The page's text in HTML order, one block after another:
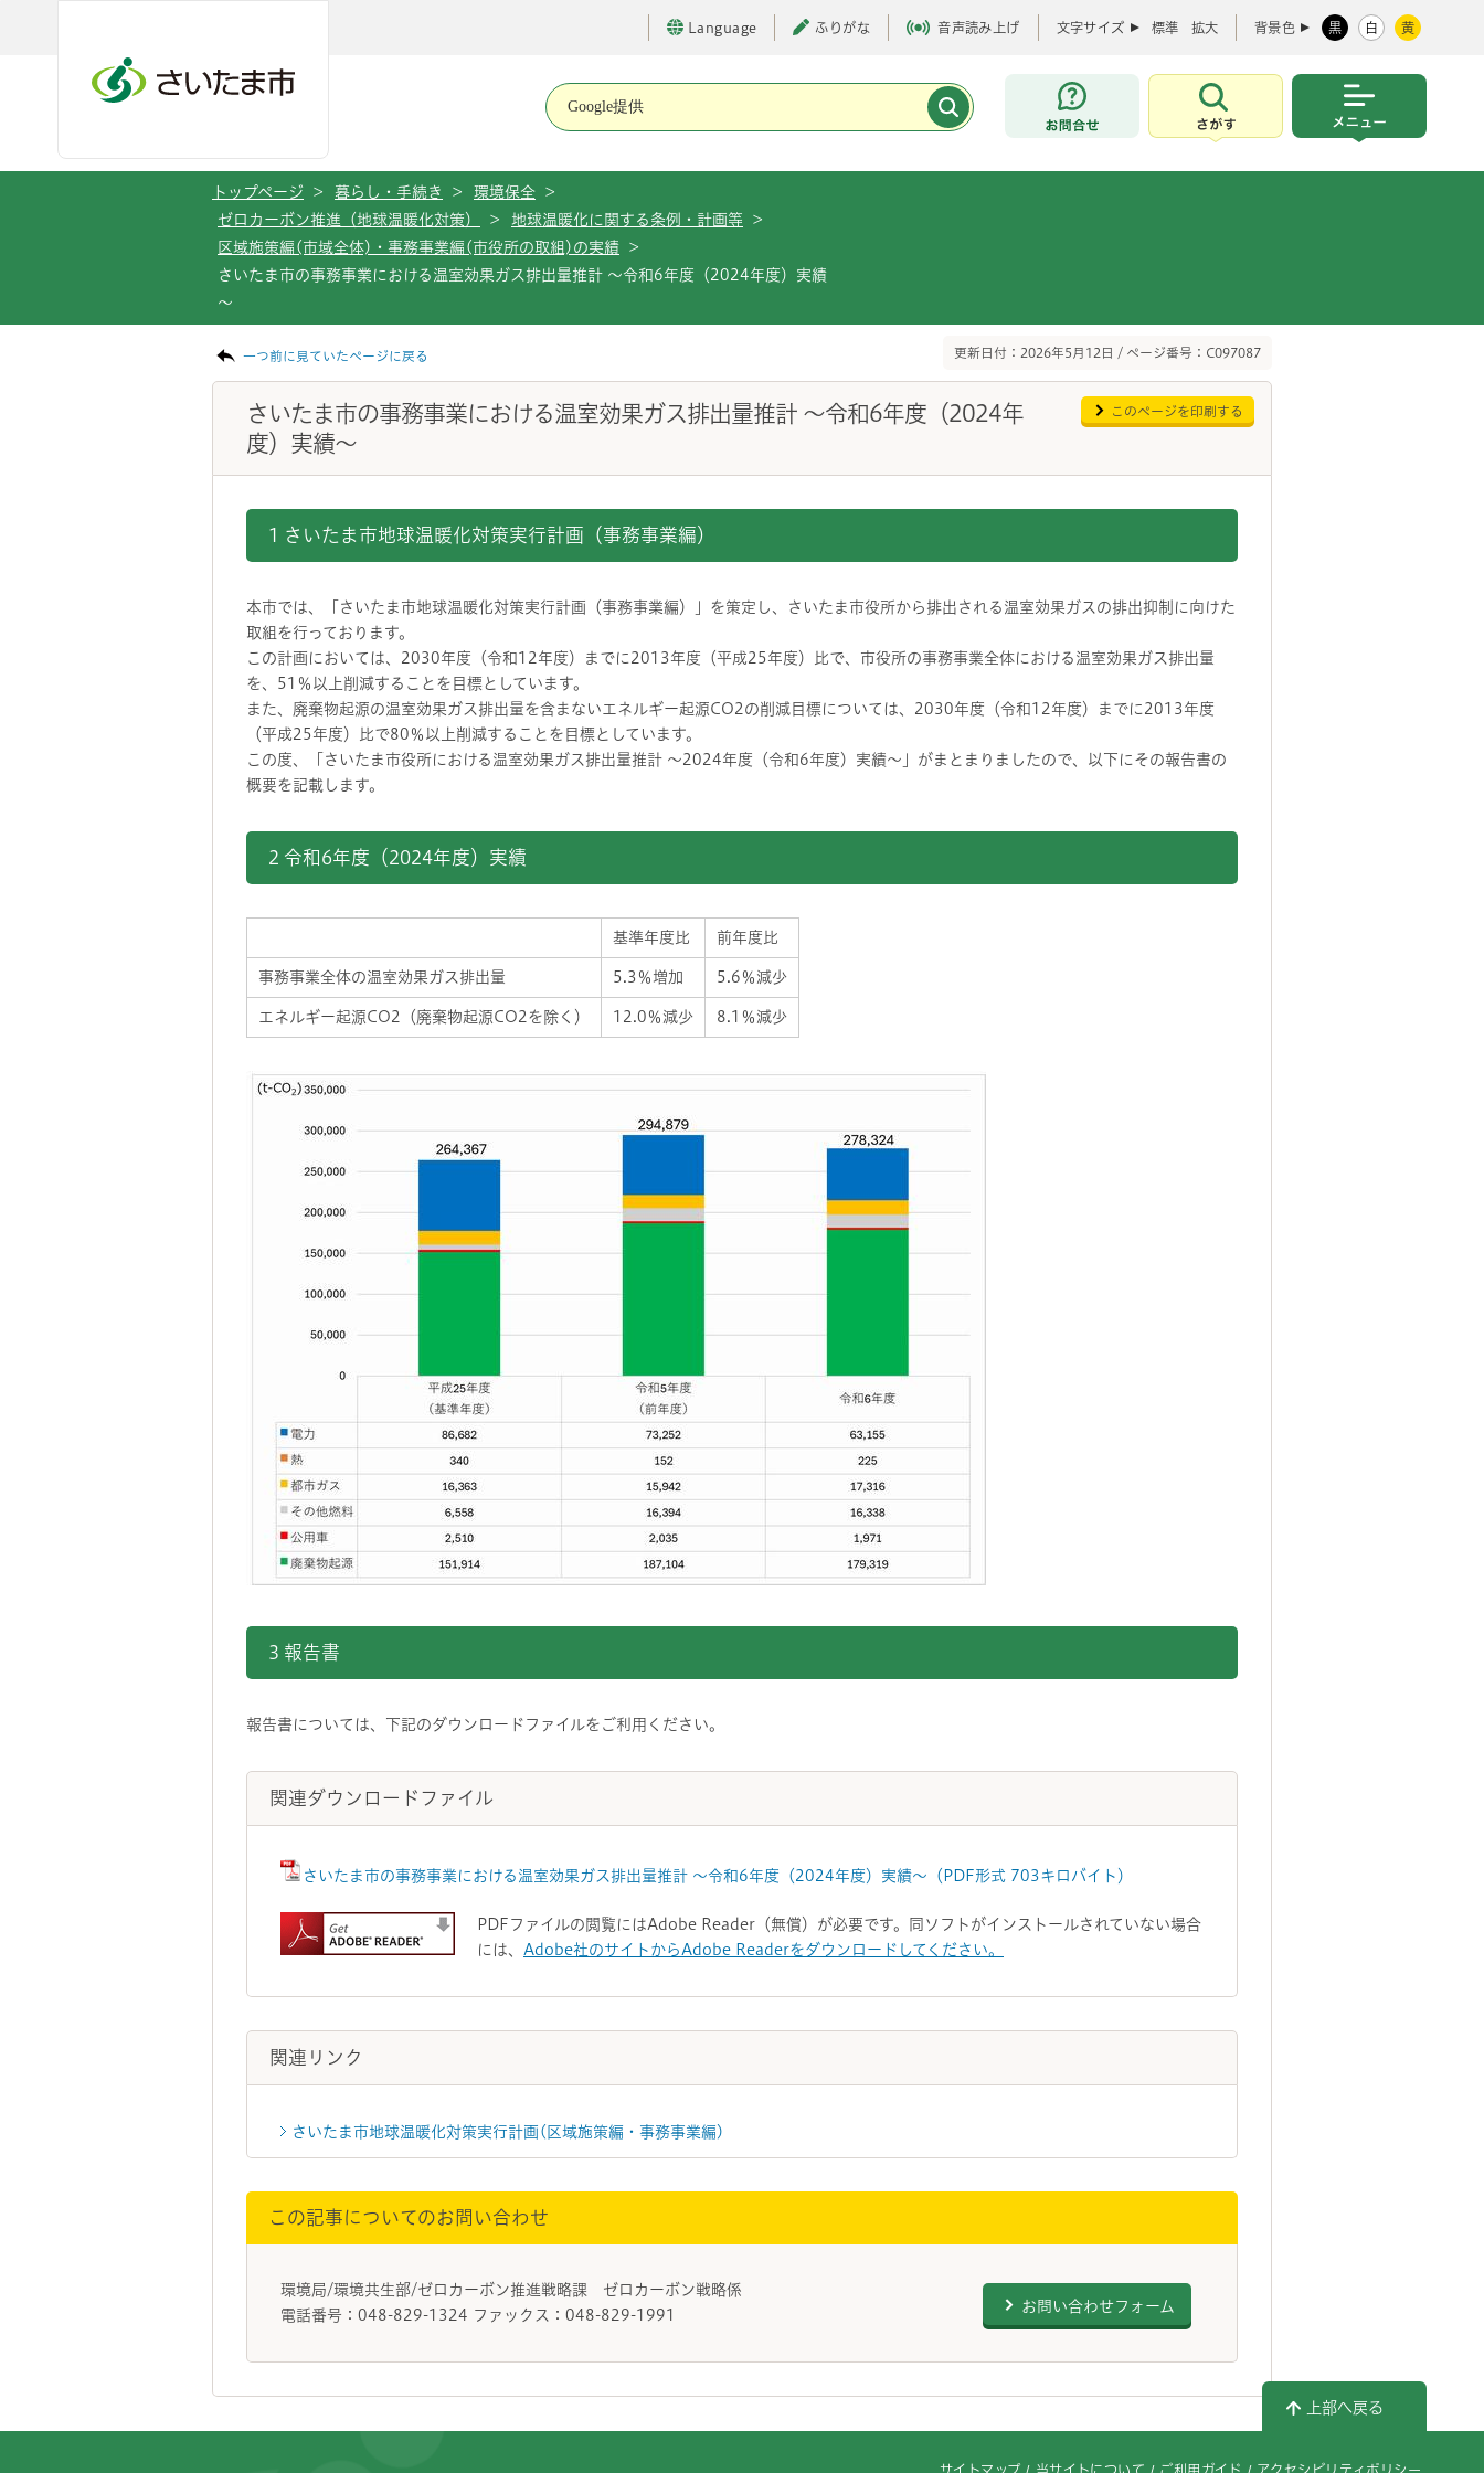
Language ふりがな 音声読み上げ 文字サイズ 標準 拡大 背景色 黒 白 黄
お問合せ
さがす
トップページ > 暮らし・手続き > 環境保全
>
ゼロカーボン推進（地球温暖化対策）
> 地球温暖化に関する条例・計画等
>
区域施策編(市域全体)・事務事業編(市役所の取組)の実績
>
さいたま市の事務事業における温室効果ガス排出量推計 ～令和6年度（2024年度）実績
～
一つ前に見ていたページに戻る 更新日付：2026年5月12日 / ページ番号：C097087
さいたま市の事務事業における温室効果ガス排出量推計 ～令和6年度（2024年
度）実績～
このページを印刷する
1 さいたま市地球温暖化対策実行計画（事務事業編）
本市では、「さいたま市地球温暖化対策実行計画（事務事業編）」を策定し、さいたま市役所から排出される温室効果ガスの排出抑制に向けた
取組を行っております。
この計画においては、2030年度（令和12年度）までに2013年度（平成25年度）比で、市役所の事務事業全体における温室効果ガス排出量
を、51％以上削減することを目標としています。
また、廃棄物起源の温室効果ガス排出量を含まないエネルギー起源CO2の削減目標については、2030年度（令和12年度）までに2013年度
（平成25年度）比で80％以上削減することを目標としています。
この度、「さいたま市役所における温室効果ガス排出量推計 ～2024年度（令和6年度）実績～」がまとまりましたので、以下にその報告書の
概要を記載します。
2 令和6年度（2024年度）実績
基準年度比 前年度比
事務事業全体の温室効果ガス排出量 5.3％増加 5.6％減少
エネルギー起源CO2（廃棄物起源CO2を除く） 12.0％減少 8.1％減少
3 報告書
報告書については、下記のダウンロードファイルをご利用ください。
関連ダウンロードファイル
さいたま市の事務事業における温室効果ガス排出量推計 ～令和6年度（2024年度）実績～（PDF形式 703キロバイト）
PDFファイルの閲覧にはAdobe Reader（無償）が必要です。同ソフトがインストールされていない場合
には、 Adobe社のサイトからAdobe Readerをダウンロードしてください。
関連リンク
さいたま市地球温暖化対策実行計画(区域施策編・事務事業編)
この記事についてのお問い合わせ
環境局/環境共生部/ゼロカーボン推進戦略課 ゼロカーボン戦略係
電話番号：048-829-1324 ファックス：048-829-1991
お問い合わせフォーム
上部へ戻る
サイトマップ 当サイトについて ご利用ガイド アクセシビリティポリシー